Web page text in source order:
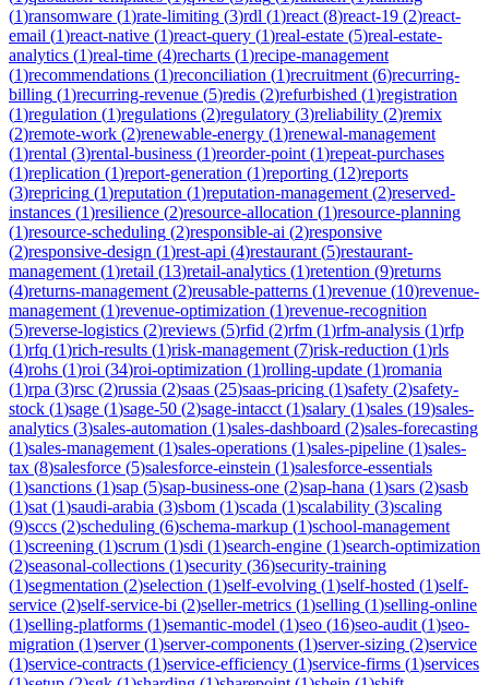
(1)ransomware (1)rate-limiting (3)rdl (1)react (8)react-19 (2)react-
email (1)react-native (1)react-query (1)real-estate (5)real-estate-
analytics (1)real-time (4)recharts (1)recipe-management
(1)recommendations (1)reconciliation (1)recruitment (6)recurring-
billing (1)recurring-revenue (5)redis (2)refurbished (1)registration
(1)regulation (1)regulations (2)regulatory (3)reliability (2)remix
(2)remote-work (2)renewable-energy (1)renewal-management
(1)rental (3)rental-business (1)reorder-point (1)repeat-purchases
(1)replication (1)report-generation (1)reporting (12)reports
(3)repricing (1)reputation (1)reputation-management (2)reserved-
instances (1)resilience (2)resource-allocation (1)resource-planning
(1)resource-scheduling (2)responsible-ai (2)responsive
(2)responsive-design (1)rest-api (4)restaurant (5)restaurant-
management (1)retail (13)retail-analytics (1)retention (9)returns
(4)returns-management (2)reusable-patterns (1)revenue (10)revenue-
management (1)revenue-optimization (1)revenue-recognition
(5)reverse-logistics (2)reviews (5)rfid (2)rfm (1)rfm-analysis (1)rfp
(1)rfq (1)rich-results (1)risk-management (7)risk-reduction (1)rls
(4)rohs (1)roi (34)roi-optimization (1)rolling-update (1)romania
(1)rpa (3)rsc (2)russia (2)saas (25)saas-pricing (1)safety (2)safety-
stock (1)sage (1)sage-50 (2)sage-intacct (1)salary (1)sales (19)sales-
analytics (3)sales-automation (1)sales-dashboard (2)sales-forecasting
(1)sales-management (1)sales-operations (1)sales-pipeline (1)sales-
tax (8)salesforce (5)salesforce-einstein (1)salesforce-essentials
(1)sanctions (1)sap (5)sap-business-one (2)sap-hana (1)sars (2)sasb
(1)sat (1)saudi-arabia (3)sbom (1)scada (1)scalability (3)scaling
(9)sccs (2)scheduling (6)schema-markup (1)school-management
(1)screening (1)scrum (1)sdi (1)search-engine (1)search-optimization
(2)seasonal-collections (1)security (36)security-training
(1)segmentation (2)selection (1)self-evolving (1)self-hosted (1)self-
service (2)self-service-bi (2)seller-metrics (1)selling (1)selling-online
(1)selling-platforms (1)semantic-model (1)seo (16)seo-audit (1)seo-
migration (1)server(1)server-components (1)server-sizing (2)service
(1)service-contracts (1)service-efficiency (1)service-firms (1)services